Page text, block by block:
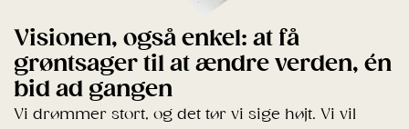
Visionen, også enkel: at få
grøntsager til at ændre verden, én
bid ad gangen
Vi drømmer stort, og det tør vi sige højt. Vi vil